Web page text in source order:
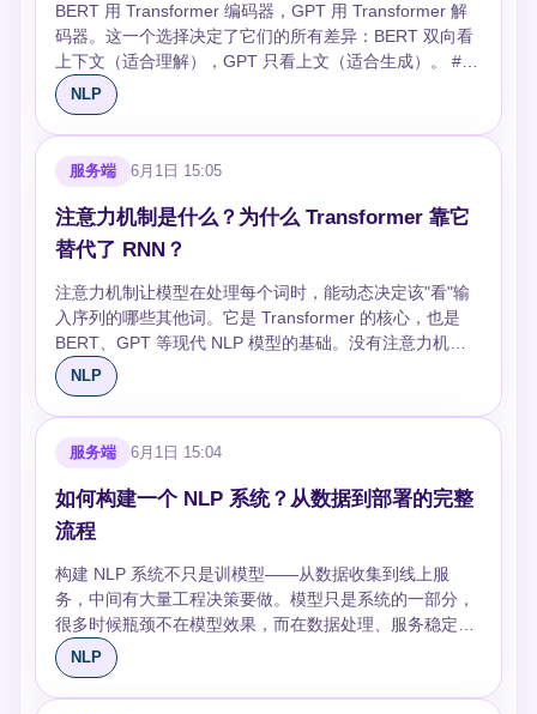
据效果好。数据不够时，数据增强（同义词替换、回译）
和主动学习（挑模型最不确定的样本标注）比堆量更有
效。 ## QLoRA：单卡微调大模型 QLoRA 在 LoRA 基础
上把预训练权重量化到 4-bit，只保持 LoRA 参数为 16-
基准上与全参微调持平。代码层面就是把
发现和解决 训练 loss 持续下降但验证 loss 开始上升，就
是过拟合了。解决方案：减少训练轮数（3-5 轮通常够
（0.01）、用早停策略。一个容易被忽略的点：**数据增
强只在训练集上做，验证集和测试集必须用原始数据**，
否则评估结果虚高。
王" - "男人" + "女人" ≈ "女王"），RNN/LSTM 处理变长序
列，CNN 做文本分类。2017 年 Transformer 出现后，
NLP 的范式彻底变了——BERT、GPT 用预训练+微调替
代了从零训模型，LLM 用提示词替代了微调本身。 ##
模型推理 → 后处理。每一步都需要单独优化，错误会在
步骤间传播——分词错了，下游全错。 LLM 时代 Pipeline
大幅简化：文本 → tokenizer → LLM 推理 → 输出。分
词、特征提取、模型推理都压缩进了一个端到端的过程。
的效果。 ## 中文 NLP 的特殊挑战 中文没有空格分隔词
语，分词是所有下游任务的前提。jieba 是最常用的分词工
具，但准确率约 90%，专业领域需要自定义词典。另一个
问题是中文的指代消解——"他"指谁？"这家公司"指哪家？
**：让 LLM 先检索外部知识库再生成回答，解决幻觉问
任务。**多模态**：同时处理文本、图像、语音。**小模型
蒸馏**：把大模型的能力压缩到小模型里，降低部署成
——理解了底层原理，上面的应用方向只是组合方式不
同。
性（注意力权重），然后按权重聚合信息。具体来说：每
个词生成三个向量——Query（我在找什么）、Key（我
能提供什么）、Value（我的实际内容）。Query 和所有
Key 做点积得到相关性分数，softmax 归一化后对 Value
加权求和。 `Attention(Q, K, V) = softmax(QK^T / √d_k)
V` 除以 √d_k 是缩放，防止点积太大导致 softmax 输出接
Dot-Product Attention"里"Scaled"的由来。 ## 多头注意
力：同时学多种关系 一个注意力头只能学一种关联模式。
但语言中有语法关系、语义关系、位置关系等多种层次。
多头注意力让每个头独立学习不同的模式——8 个头就学
8 种不同的"怎么看句子"的方式，最后拼接起来。 实验
上，多头注意力的效果显著优于单头。但头数不是越多越
好，通常和模型维度一起调。GPT-3 用了 96 个头，但那
是因为模型维度是 12288——每个头的维度是 128，和原
始论文一致。 ## 位置编码：没有递归，怎么知道词的顺
同，模型必须知道词的顺序。 Transformer 用正弦/余弦函
数生成位置编码，和词嵌入相加。为什么用三角函数？因
为它有相对位置的性质：PE(pos+k) 可以用 PE(pos) 的线
性变换表示，这让模型更容易学习相对位置关系。 后来的
让模型自己学一组位置向量。RoPE（旋转位置编码）是
更新的方案，被 LLaMA 等模型采用，能更好地泛化到训
练时没见过的序列长度。 ## 残差连接和层归一化 每个
Transformer 层的输出 = LayerNorm(x + Sublayer(x))，
BERT 用 Transformer 编码器，GPT 用 Transformer 解
码器。这一个选择决定了它们的所有差异：BERT 双向看
上下文（适合理解），GPT 只看上文（适合生成）。 ##
架构选择：编码器 vs 解码器 Transformer 原论文有编码
器和解码器两部分。编码器的自注意力是双向的——处
理"苹果"这个词时，"苹果"前后所有词都能看到。解码器的
自注意力是单向的（也叫因果注意力）——只能看到当前
因为它要做的是"完形填空"：遮住一些词，根据前后文预
测。双向注意力让模型能同时利用左右两侧的上下文信
息。 GPT 选了解码器，因为它要做的是"续写"：给定前
文，预测下一个词。单向注意力保证训练和推理的一致性
——推理时确实只能看到已生成的前文。如果用双向注意
力，训练时能看到"未来"但推理时看不到，就会产生不一
致。 ## 训练目标：MLM vs CLM **BERT 的掩码语言模
型（MLM）**：随机遮住 15% 的 token，让模型预测被遮
住的词。这就像做完形填空——"The [MASK] sat on the
一句预测（NSP）任务，判断两个句子是否相邻，但后来
的研究表明 NSP 其实没太大用，RoBERTa 去掉 NSP 反
而效果更好。 **GPT 的因果语言模型（CLM）**：给定前
文，预测下一个 token。这天然就是一个生成任务——每
个词都是基于前面所有词的概率分布选出来的。GPT 的训
练目标简单粗暴，但规模大了之后涌现出了 BERT 做不到
的能力：in-context learning（上下文学习）、chain-of-
thought reasoning（链式推理）。 ## 能力差异的本质
BERT 强在**理解**：文本分类、NER、问答（抽取式）、
NLP
服务端 6月1日 15:05
注意力机制是什么？为什么 Transformer 靠它
替代了 RNN？
注意力机制让模型在处理每个词时，能动态决定该"看"输
入序列的哪些其他词。它是 Transformer 的核心，也是
BERT、GPT 等现代 NLP 模型的基础。没有注意力机
制，就没有今天的大语言模型。 ## 直觉：注意力在做什
么 想象你在读"银行"这个词，想理解它的意思。如果上下
文是"他去银行存钱"，"银行"和"存钱"的关系最密切——你
的注意力会聚焦在"存钱"上。如果上下文是"他坐在河的银
序列中的每个位置，计算它和其他所有位置的相关程度，
然后按相关程度加权聚合信息。相关程度高的权重大，低
的权重小。 ## 核心计算：Query、Key、Value 注意力机
制借用了数据库检索的概念： - **Query（Q）**：当前词
想知道"我应该关注谁" - **Key（K）**：每个词提供的"我
是谁、我有什么信息" - **Value（V）**：每个词实际传递
的信息内容 计算过程：Q 和每个 K 做点积，得到相关性
分数 → 除以 √d_k（缩放，防止点积太大导致 softmax 梯
度消失）→ softmax 归一化成权重 → 用权重对 V 加权求
NLP
服务端 6月1日 15:04
如何构建一个 NLP 系统？从数据到部署的完整
流程
构建 NLP 系统不只是训模型——从数据收集到线上服
务，中间有大量工程决策要做。模型只是系统的一部分，
很多时候瓶颈不在模型效果，而在数据处理、服务稳定性
和迭代速度上。 ## 明确任务和指标 先想清楚三件事：系
统要解决什么问题？怎么衡量效果？兜底策略是什么？ 比
如做一个客服意图分类系统：目标是自动识别用户咨询的
NLP